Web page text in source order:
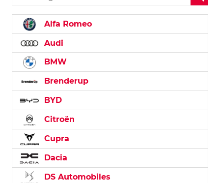
Alfa Romeo
Audi
BMW
Brenderup
BYD
Citroën
Cupra
Dacia
DS Automobiles